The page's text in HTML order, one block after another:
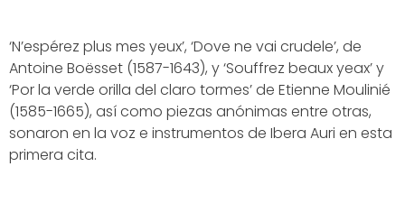
‘N’espérez plus mes yeux’, ‘Dove ne vai crudele’, de
Antoine Boësset (1587-1643), y ‘Souffrez beaux yeax’ y
‘Por la verde orilla del claro tormes’ de Etienne Moulinié
(1585-1665), así como piezas anónimas entre otras,
sonaron en la voz e instrumentos de Ibera Auri en esta
primera cita.